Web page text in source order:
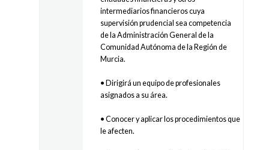
intermediarios financieros cuya
supervisión prudencial sea competencia
de la Administración General de la
Comunidad Autónoma de la Región de
Murcia.
• Dirigirá un equipo de profesionales
asignados a su área.
• Conocer y aplicar los procedimientos que
le afecten.